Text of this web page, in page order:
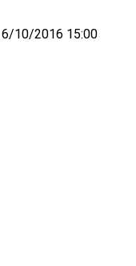
10/2016 15:00